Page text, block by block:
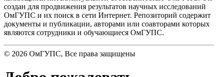
создан для продвижения результатов научных исследований
ОмГУПС и их поиск в сети Интернет. Репозиторий содержит
документы и публикации, авторами или соавторами которых
являются сотрудники и обучающиеся ОмГУПС.
© 2026 ОмГУПС, Все права защищены